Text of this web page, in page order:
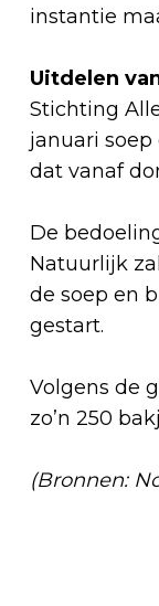
instantie
Uitdelen
Stichting
januari soep
dat vanaf
De
Natuurlijk
de soep en
gestart.
Volgens de
zo’n 250
(Bronnen: